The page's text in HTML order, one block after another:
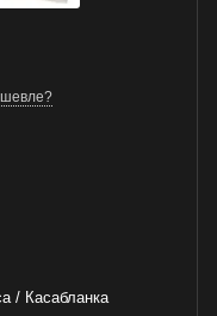
/ Касабланка